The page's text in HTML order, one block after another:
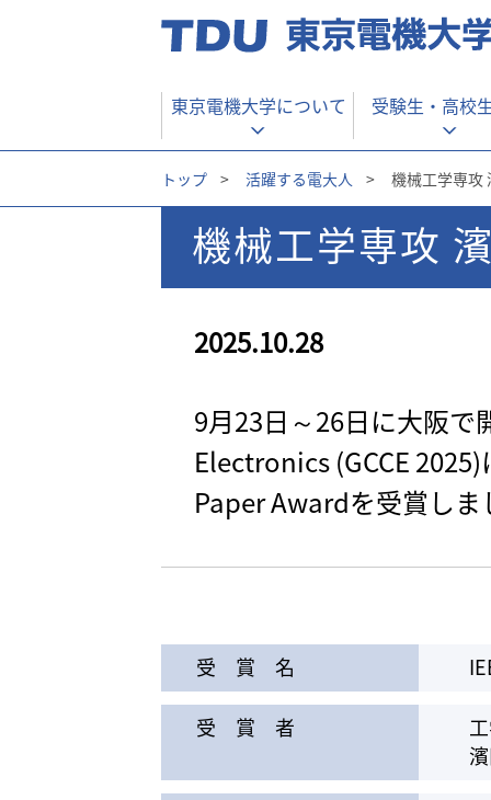
東京電機大学について 受験生・ 高校
トップ > 活躍する電大人 > 機械工学専攻
機械工学専攻
2025.10.28
9月23日～26日に大阪
Electronics (GCCE
Paper Awardを受賞しま
受 賞 名
受 賞 者